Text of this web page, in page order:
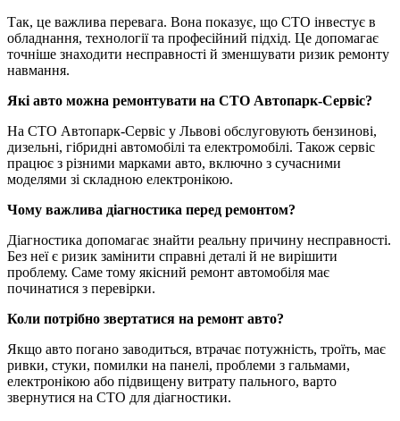
Так, це важлива перевага. Вона показує, що СТО інвестує в
обладнання, технології та професійний підхід. Це допомагає
точніше знаходити несправності й зменшувати ризик ремонту
навмання.
Які авто можна ремонтувати на СТО Автопарк-Сервіс?
На СТО Автопарк-Сервіс у Львові обслуговують бензинові,
дизельні, гібридні автомобілі та електромобілі. Також сервіс
працює з різними марками авто, включно з сучасними
моделями зі складною електронікою.
Чому важлива діагностика перед ремонтом?
Діагностика допомагає знайти реальну причину несправності.
Без неї є ризик замінити справні деталі й не вирішити
проблему. Саме тому якісний ремонт автомобіля має
починатися з перевірки.
Коли потрібно звертатися на ремонт авто?
Якщо авто погано заводиться, втрачає потужність, троїть, має
ривки, стуки, помилки на панелі, проблеми з гальмами,
електронікою або підвищену витрату пального, варто
звернутися на СТО для діагностики.